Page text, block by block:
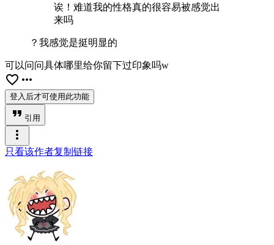
诶！难道我的性格真的很容易被感觉出
来吗
？我感觉是挺明显的
可以问问具体哪里给你留下过印象吗w
favorite_border more_horiz
登入后才可使用此功能
format_quote 引用
more_vert
只看该作者复制链接